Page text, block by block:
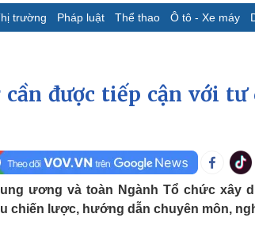
trường Pháp luật Thể thao Ô tô - Xe máy
sống đó đây
sơ
Ảnh
E-Magazine
thao
đá
thi đấu bóng đá
Ô tô - Xe máy
Ô tô
Xe máy
được tiếp cận với tư
ương và toàn Ngành Tổ chức xây
chiến lược, hướng dẫn chuyên môn,